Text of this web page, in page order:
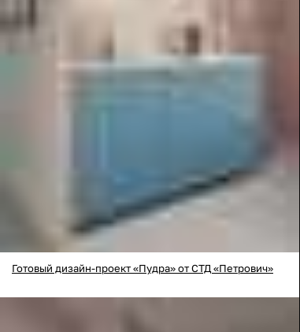
Готовый дизайн-проект «Пудра» от СТД «Петрович»